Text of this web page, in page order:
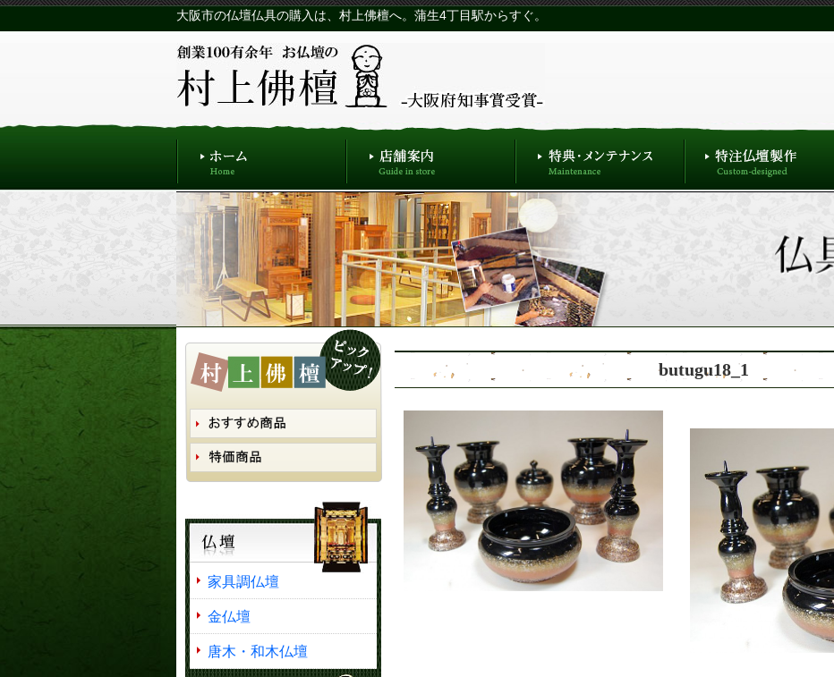
大阪市の仏壇仏具の購入は、村上佛檀へ。蒲生4丁目駅からすぐ。
家具調仏壇
金仏壇
唐木・和木仏壇
butugu18_1